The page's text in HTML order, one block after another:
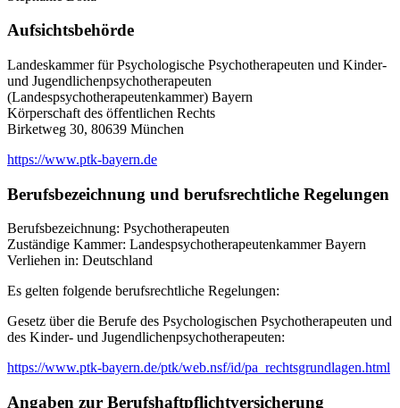
Aufsichtsbehörde
Landeskammer für Psychologische Psychotherapeuten und Kinder-
und Jugendlichenpsychotherapeuten
(Landespsychotherapeutenkammer) Bayern
Körperschaft des öffentlichen Rechts
Birketweg 30, 80639 München
https://www.ptk-bayern.de
Berufsbezeichnung und berufsrechtliche Regelungen
Berufsbezeichnung: Psychotherapeuten
Zuständige Kammer: Landespsychotherapeutenkammer Bayern
Verliehen in: Deutschland
Es gelten folgende berufsrechtliche Regelungen:
Gesetz über die Berufe des Psychologischen Psychotherapeuten und
des Kinder- und Jugendlichenpsychotherapeuten:
https://www.ptk-bayern.de/ptk/web.nsf/id/pa_rechtsgrundlagen.html
Angaben zur Berufshaftpflichtversicherung